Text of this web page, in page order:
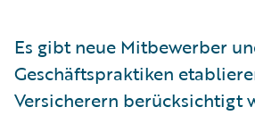
Es gibt neue Mitbewerber
Geschäftspraktiken
Versicherern berücksichtigt